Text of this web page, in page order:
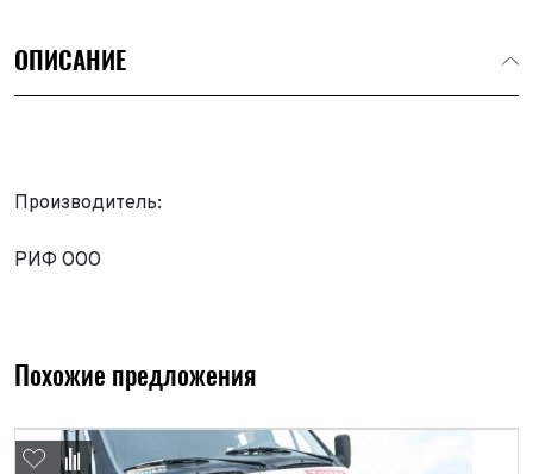
ОПИСАНИЕ
Производитель:
РИФ ООО
Похожие предложения
Имя*
Телефон*